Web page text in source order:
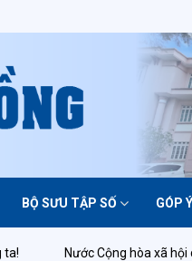
BỘ SƯU TẬP SỐ GÓP Ý
Nước Cộng hòa xã hội